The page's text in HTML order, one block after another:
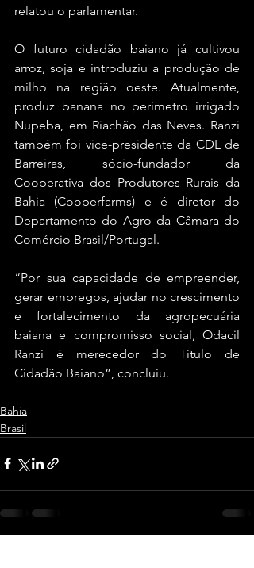
relatou o parlamentar.
O futuro cidadão baiano já cultivou
arroz, soja e introduziu a produção de
milho na região oeste. Atualmente,
produz banana no perímetro irrigado
Nupeba, em Riachão das Neves. Ranzi
também foi vice-presidente da CDL de
Barreiras, sócio-fundador da
Cooperativa dos Produtores Rurais da
Bahia (Cooperfarms) e é diretor do
Departamento do Agro da Câmara do
Comércio Brasil/Portugal.
“Por sua capacidade de empreender,
gerar empregos, ajudar no crescimento
e fortalecimento da agropecuária
baiana e compromisso social, Odacil
Ranzi é merecedor do Título de
Cidadão Baiano”, concluiu.
Bahia
Brasil